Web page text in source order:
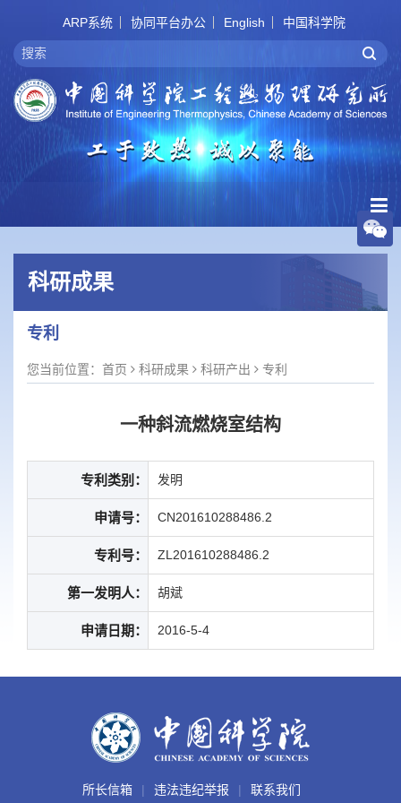
ARP系统 协同平台办公 English 中国科学院
科研成果
专利
您当前位置： 首页 科研成果 科研产出 专利
一种斜流燃烧室结构
专利类别： 发明
申请号： CN201610288486.2
专利号： ZL201610288486.2
第一发明人： 胡斌
申请日期： 2016-5-4
所长信箱 违法违纪举报 联系我们